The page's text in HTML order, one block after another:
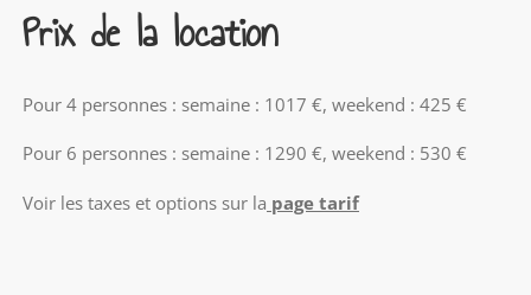
Prix de la location
Pour 4 personnes : semaine : 1017 €, weekend : 425 €
Pour 6 personnes : semaine : 1290 €, weekend : 530 €
Voir les taxes et options sur la page tarif